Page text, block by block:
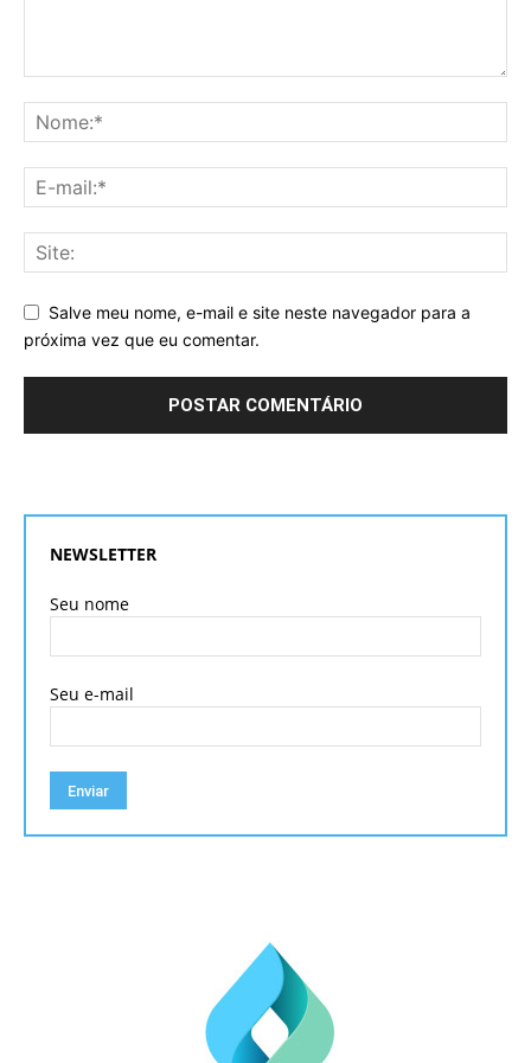
Salve meu nome, e-mail e site neste navegador para a
próxima vez que eu comentar.
NEWSLETTER
Seu nome
Seu e-mail